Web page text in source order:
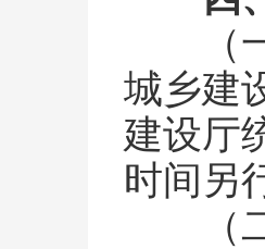
（一
城乡建
建设厅
时间另
（二